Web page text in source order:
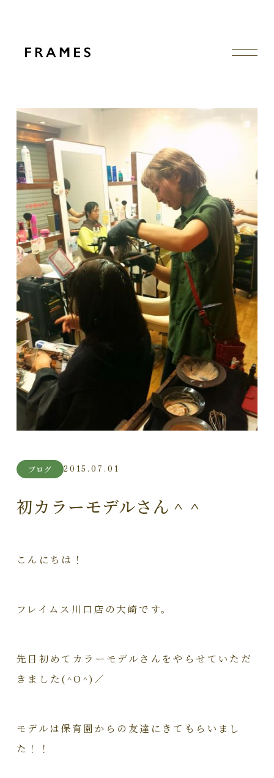
ブログ 2015.07.01
初カラーモデルさん＾＾
こんにちは！
フレイムス川口店の大崎です。
先日初めてカラーモデルさんをやらせていただ
きました(^O^)／
モデルは保育園からの友達にきてもらいまし
た！！